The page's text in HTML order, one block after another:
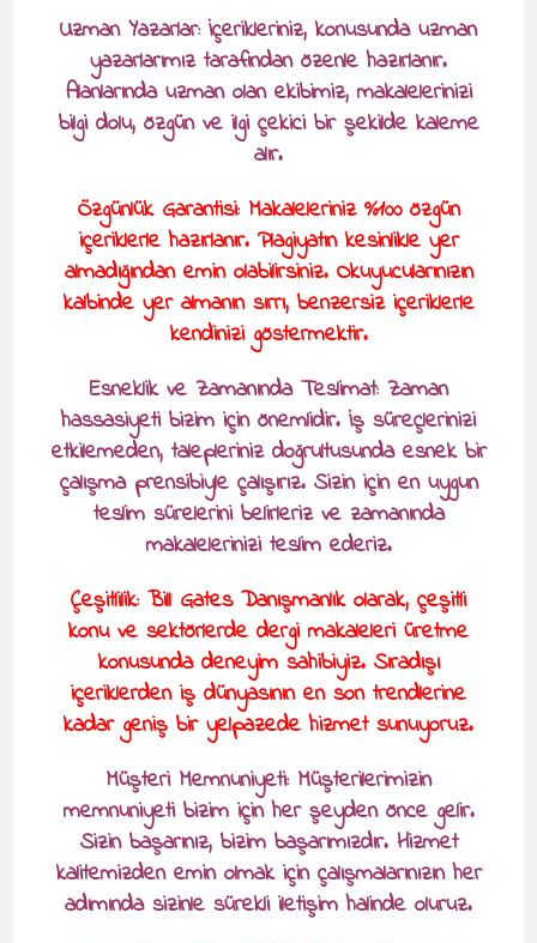
Uzman Yazarlar: İçerikleriniz, konusunda uzman
yazarlarımız tarafından özenle hazırlanır.
Alanlarında uzman olan ekibimiz, makalelerinizi
bilgi dolu, özgün ve ilgi çekici bir şekilde kaleme
alır.
Özgünlük Garantisi: Makaleleriniz %100 özgün
içeriklerle hazırlanır. Plagiyatın kesinlikle yer
almadığından emin olabilirsiniz. Okuyucularınızın
kalbinde yer almanın sırrı, benzersiz içeriklerle
kendinizi göstermektir.
Esneklik ve Zamanında Teslimat: Zaman
hassasiyeti bizim için önemlidir. İş süreçlerinizi
etkilemeden, talepleriniz doğrultusunda esnek bir
çalışma prensibiyle çalışırız. Sizin için en uygun
teslim sürelerini belirleriz ve zamanında
makalelerinizi teslim ederiz.
Çeşitlilik: Bill Gates Danışmanlık olarak, çeşitli
konu ve sektörlerde dergi makaleleri üretme
konusunda deneyim sahibiyiz. Sıradışı
içeriklerden iş dünyasının en son trendlerine
kadar geniş bir yelpazede hizmet sunuyoruz.
Müşteri Memnuniyeti: Müşterilerimizin
memnuniyeti bizim için her şeyden önce gelir.
Sizin başarınız, bizim başarımızdır. Hizmet
kalitemizden emin olmak için çalışmalarınızın her
adımında sizinle sürekli iletişim halinde oluruz.